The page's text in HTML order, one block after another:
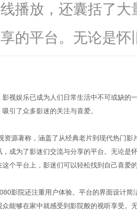
播放，还囊括了
的平台。无论是怀
视娱乐已成为人们日常生活中不可或缺
引了众多影迷的关注与喜爱。
资源著称，涵盖了从经典老片到现代热门
，成为了影迷们交流与分享的平台。无论
个平台上，影迷们可以轻松找到自己喜爱
影院还注重用户体验。平台的界面设计
能够在家中就感受到影院般的视听享受。